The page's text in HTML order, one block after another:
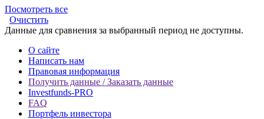
Посмотреть все
Очистить
Данные для сравнения за выбранный период не доступны.
О сайте
Написать нам
Правовая информация
Получить данные / Заказать данные
Investfunds-PRO
FAQ
Портфель инвестора